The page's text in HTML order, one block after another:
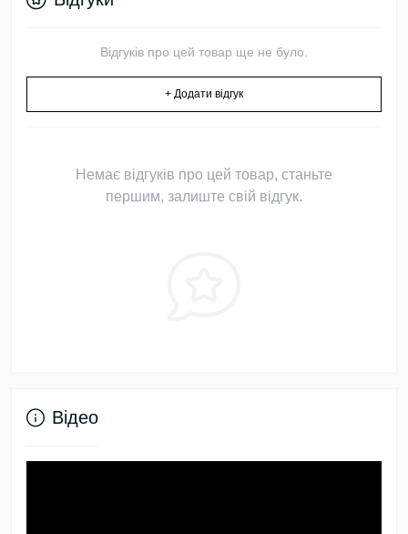
Відгуків про цей товар ще не було.
+ Додати відгук
Немає відгуків про цей товар, станьте
першим, залиште свій відгук.
Відео